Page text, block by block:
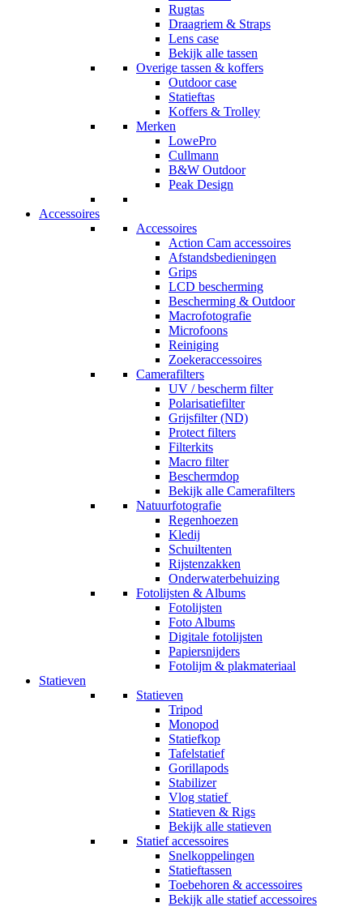
Rugtas
Draagriem & Straps
Lens case
Bekijk alle tassen
Overige tassen & koffers
Outdoor case
Statieftas
Koffers & Trolley
Merken
LowePro
Cullmann
B&W Outdoor
Peak Design
Accessoires
Accessoires
Action Cam accessoires
Afstandsbedieningen
Grips
LCD bescherming
Bescherming & Outdoor
Macrofotografie
Microfoons
Reiniging
Zoekeraccessoires
Camerafilters
UV / bescherm filter
Polarisatiefilter
Grijsfilter (ND)
Protect filters
Filterkits
Macro filter
Beschermdop
Bekijk alle Camerafilters
Natuurfotografie
Regenhoezen
Kledij
Schuiltenten
Rijstenzakken
Onderwaterbehuizing
Fotolijsten & Albums
Fotolijsten
Foto Albums
Digitale fotolijsten
Papiersnijders
Fotolijm & plakmateriaal
Statieven
Statieven
Tripod
Monopod
Statiefkop
Tafelstatief
Gorillapods
Stabilizer
Vlog statief
Statieven & Rigs
Bekijk alle statieven
Statief accessoires
Snelkoppelingen
Statieftassen
Toebehoren & accessoires
Bekijk alle statief accessoires